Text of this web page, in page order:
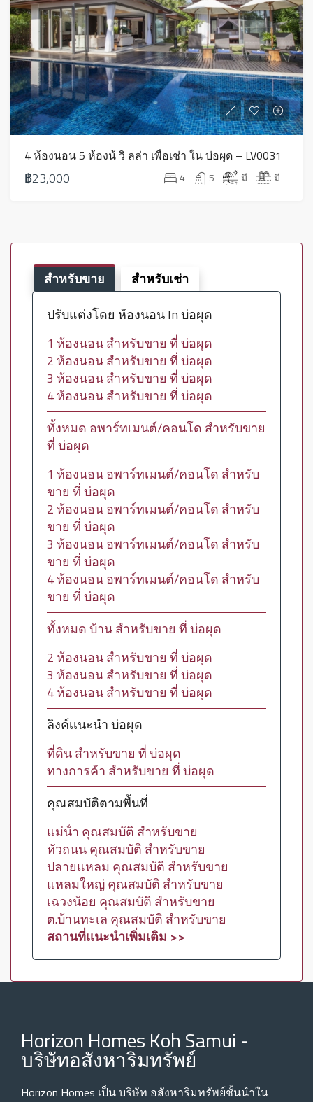
4 ห้องนอน 5 ห้องน้ วิ ลล่า เพื่อเช่า ใน บ่อผุด – LV0031
฿23,000 4 5 มี มี
สำหรับขาย
สำหรับเช่า
ปรับแต่งโดย ห้องนอน In บ่อผุด
1 ห้องนอน สำหรับขาย ที่ บ่อผุด
2 ห้องนอน สำหรับขาย ที่ บ่อผุด
3 ห้องนอน สำหรับขาย ที่ บ่อผุด
4 ห้องนอน สำหรับขาย ที่ บ่อผุด
ทั้งหมด อพาร์ทเมนต์/คอนโด สำหรับขาย
ที่ บ่อผุด
1 ห้องนอน อพาร์ทเมนต์/คอนโด สำหรับ
ขาย ที่ บ่อผุด
2 ห้องนอน อพาร์ทเมนต์/คอนโด สำหรับ
ขาย ที่ บ่อผุด
3 ห้องนอน อพาร์ทเมนต์/คอนโด สำหรับ
ขาย ที่ บ่อผุด
4 ห้องนอน อพาร์ทเมนต์/คอนโด สำหรับ
ขาย ที่ บ่อผุด
ทั้งหมด บ้าน สำหรับขาย ที่ บ่อผุด
2 ห้องนอน สำหรับขาย ที่ บ่อผุด
3 ห้องนอน สำหรับขาย ที่ บ่อผุด
4 ห้องนอน สำหรับขาย ที่ บ่อผุด
ลิงค์เเนะนำ บ่อผุด
ที่ดิน สำหรับขาย ที่ บ่อผุด
ทางการค้า สำหรับขาย ที่ บ่อผุด
คุณสมบัติตามพื้นที่
แม่น้ํา คุณสมบัติ สำหรับขาย
หัวถนน คุณสมบัติ สำหรับขาย
ปลายแหลม คุณสมบัติ สำหรับขาย
แหลมใหญ่ คุณสมบัติ สำหรับขาย
เฉวงน้อย คุณสมบัติ สำหรับขาย
ต.บ้านทะเล คุณสมบัติ สำหรับขาย
สถานที่เเนะนำเพิ่มเติม >>
Horizon Homes Koh Samui -
บริษัทอสังหาริมทรัพย์
Horizon Homes เป็น บริษัท อสังหาริมทรัพย์ชั้นนําใน